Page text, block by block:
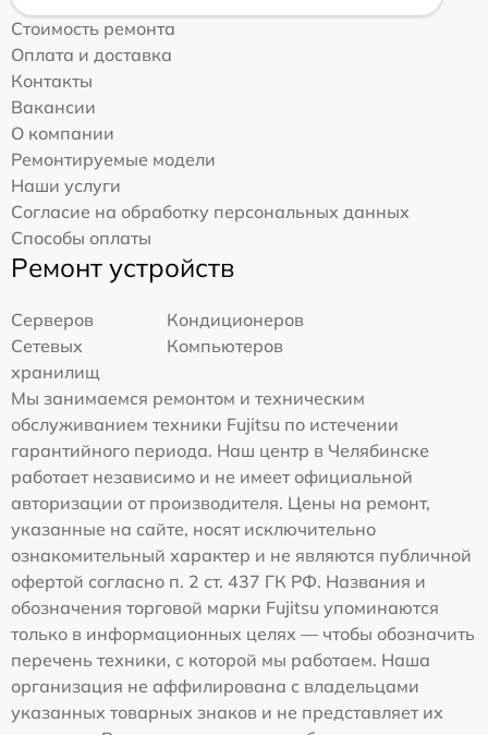
Стоимость ремонта
Оплата и доставка
Контакты
Вакансии
О компании
Ремонтируемые модели
Наши услуги
Согласие на обработку персональных данных
Способы оплаты
Ремонт устройств
Серверов
Кондиционеров
Сетевых
хранилищ
Компьютеров
Мы занимаемся ремонтом и техническим
обслуживанием техники Fujitsu по истечении
гарантийного периода. Наш центр в Челябинске
работает независимо и не имеет официальной
авторизации от производителя. Цены на ремонт,
указанные на сайте, носят исключительно
ознакомительный характер и не являются публичной
офертой согласно п. 2 ст. 437 ГК РФ. Названия и
обозначения торговой марки Fujitsu упоминаются
только в информационных целях — чтобы обозначить
перечень техники, с которой мы работаем. Наша
организация не аффилирована с владельцами
указанных товарных знаков и не представляет их